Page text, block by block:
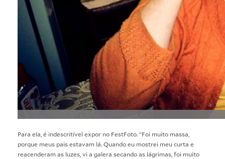
Para ela, é indescritível expor no FestFoto. “Foi muito massa,
porque meus pais estavam lá. Quando eu mostrei meu curta e
reacenderam as luzes, vi a galera secando as lágrimas, foi muito